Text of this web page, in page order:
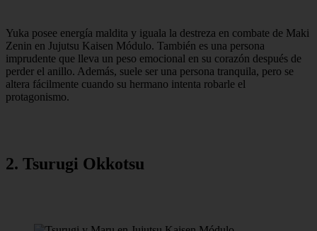
Yuka posee energía maldita y iguala la destreza en combate de Maki
Zenin en Jujutsu Kaisen Módulo. También es una persona
imprudente que lleva un peso emocional en su corazón después de
perder el anillo. Además, suele ser una persona tranquila, pero se
altera fácilmente cuando su hermano intenta robarle el
protagonismo.
2. Tsurugi Okkotsu